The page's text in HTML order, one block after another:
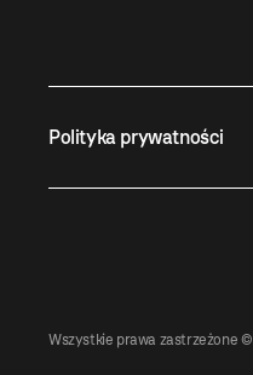
Polityka prywatności
Wszystkie prawa zastrzeżone ©